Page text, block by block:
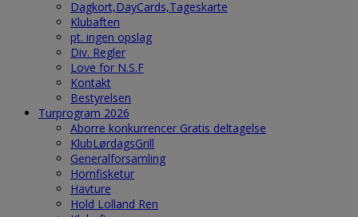
Dagkort,DayCards,Tageskarte
Klubaften
pt. ingen opslag
Div. Regler
Love for N.S.F
Kontakt
Bestyrelsen
Turprogram 2026
Aborre konkurrencer Gratis deltagelse
KlubLørdagsGrill
Generalforsamling
Hornfisketur
Havture
Hold Lolland Ren